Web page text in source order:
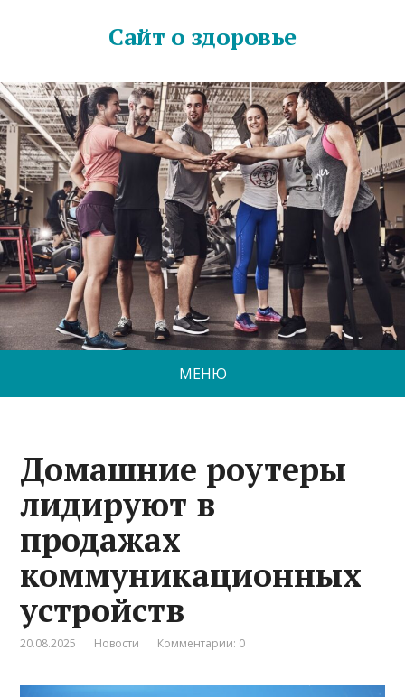
Сайт о здоровье
МЕНЮ
Домашние роутеры
лидируют в
продажах
коммуникационных
устройств
20.08.2025 Новости Комментарии: 0